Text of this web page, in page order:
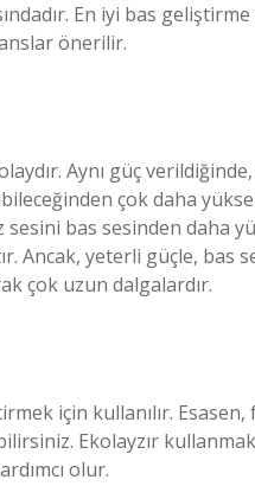
En iyi bas
önerilir.
Aynı güç
çok daha
bas sesinden daha
Ancak, yeterli güçle, bas
çok uzun dalgalardır.
için kullanılır.
Ekolayzır
olur.